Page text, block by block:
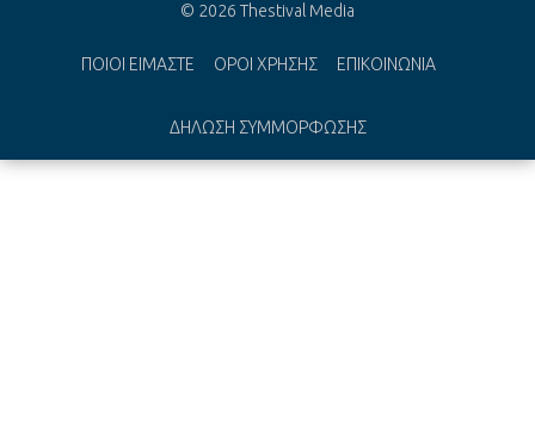
© 2026 Thestival Media
ΠΟΙΟΙ ΕΙΜΑΣΤΕ ΟΡΟΙ ΧΡΗΣΗΣ ΕΠΙΚΟΙΝΩΝΙΑ
ΔΗΛΩΣΗ ΣΥΜΜΟΡΦΩΣΗΣ